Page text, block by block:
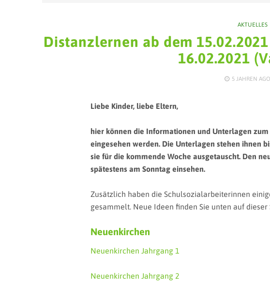
AKTUELLES
Distanzlernen ab dem
16.02.2021
5 JAHREN AGO
Liebe Kinder, liebe Eltern,
hier können die Informationen und Unterlagen
eingesehen werden. Die Unterlagen stehen ihnen
sie für die kommende Woche ausgetauscht. Den
spätestens am Sonntag einsehen.
Zusätzlich haben die Schulsozialarbeiterinnen
gesammelt. Neue Ideen finden Sie unten auf dieser
Neuenkirchen
Neuenkirchen Jahrgang 1
Neuenkirchen Jahrgang 2